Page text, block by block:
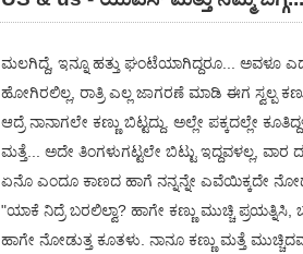
ಮಲಗಿದ್ದೆ, ಇನ್ನೂ ಹತ್ತು ಘಂಟೆಯಾಗಿದ್ದರೂ... ಅವಳೂ
ಹೋಗಿರಲಿಲ್ಲ, ರಾತ್ರಿ ಎಲ್ಲ ಜಾಗರಣೆ ಮಾಡಿ ಈಗ ಸ್ವಲ್ಪ
ಆದ್ರೆ ನಾನಾಗಲೇ ಕಣ್ಣು ಬಿಟ್ಟದ್ದು. ಅಲ್ಲೇ ಪಕ್ಕದಲ್ಲೇ
ಮತ್ತೆ... ಅದೇ ತಿಂಗಳುಗಟ್ಟಲೇ ಬಿಟ್ಟು ಇದ್ದವಳಲ್ಲ, ವಾರ
ಏನೊ ಎಂದೂ ಕಾಣದ ಹಾಗೆ ನನ್ನನ್ನೇ ಎವೆಯಿಕ್ಕದೇ
"ಯಾಕೆ ನಿದ್ರೆ ಬರಲಿಲ್ವಾ? ಹಾಗೇ ಕಣ್ಣು ಮುಚ್ಚಿ ಪ್ರಯತ್ನಿಸಿ,
ಹಾಗೇ ನೋಡುತ್ತ ಕೂತಳು. ನಾನೂ ಕಣ್ಣು ಮತ್ತೆ